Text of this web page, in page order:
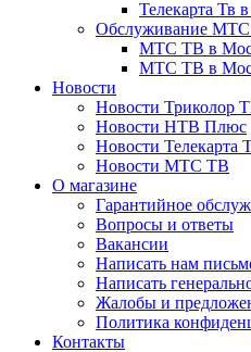
Телекарта Тв
Обслуживание
МТС ТВ в
МТС ТВ в
Новости
Новости Триколор
Новости НТВ Плюс
Новости Телекарта
Новости МТС ТВ
О магазине
Гарантийное
Вопросы и ответы
Вакансии
Написать нам
Написать
Жалобы и
Политика
Контакты